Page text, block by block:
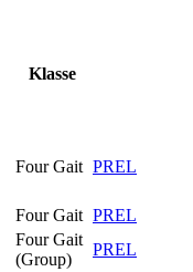
Klasse
Four Gait PREL
Four Gait PREL
Four Gait
(Group)
PREL